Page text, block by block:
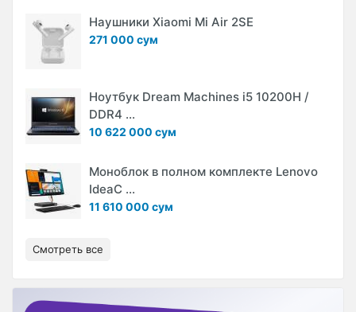
Наушники Xiaomi Mi Air 2SE
271 000 сум
Ноутбук Dream Machines i5 10200H /
DDR4 ...
10 622 000 сум
Моноблок в полном комплекте Lenovo
IdeaC ...
11 610 000 сум
Смотреть все